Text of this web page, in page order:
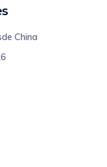
China